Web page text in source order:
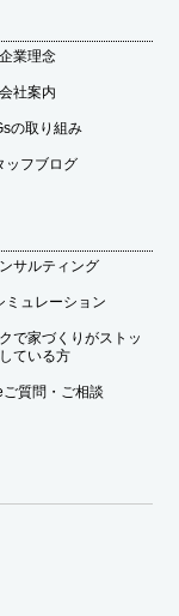
企業理念
会社案内
の取り組み
ッフブログ
サルティング
ミュレーション
で家づくりがストッ
ている方
ご質問・ご相談